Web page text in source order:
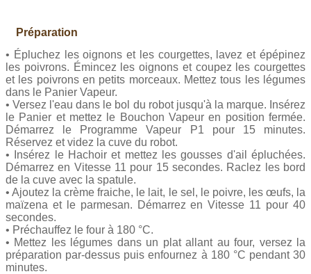
Préparation
• Épluchez les oignons et les courgettes, lavez et épépinez
les poivrons. Émincez les oignons et coupez les courgettes
et les poivrons en petits morceaux. Mettez tous les légumes
dans le Panier Vapeur.
• Versez l'eau dans le bol du robot jusqu'à la marque. Insérez
le Panier et mettez le Bouchon Vapeur en position fermée.
Démarrez le Programme Vapeur P1 pour 15 minutes.
Réservez et videz la cuve du robot.
• Insérez le Hachoir et mettez les gousses d'ail épluchées.
Démarrez en Vitesse 11 pour 15 secondes. Raclez les bord
de la cuve avec la spatule.
• Ajoutez la crème fraiche, le lait, le sel, le poivre, les œufs, la
maïzena et le parmesan. Démarrez en Vitesse 11 pour 40
secondes.
• Préchauffez le four à 180 °C.
• Mettez les légumes dans un plat allant au four, versez la
préparation par-dessus puis enfournez à 180 °C pendant 30
minutes.